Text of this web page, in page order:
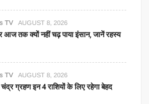
TV AUGUST 8, 2026
आज तक क्यों नहीं चढ़ पाया इंसान, जानें रहस्य
TV AUGUST 8, 2026
ग्रहण इन 4 राशियों के लिए रहेगा बेहद